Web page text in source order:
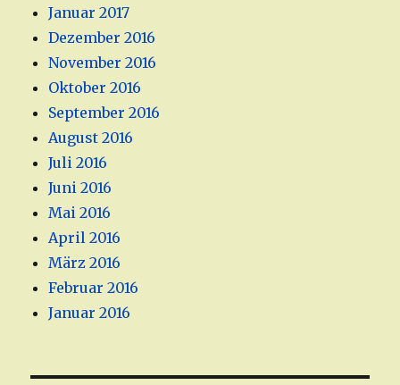
Januar 2017
Dezember 2016
November 2016
Oktober 2016
September 2016
August 2016
Juli 2016
Juni 2016
Mai 2016
April 2016
März 2016
Februar 2016
Januar 2016